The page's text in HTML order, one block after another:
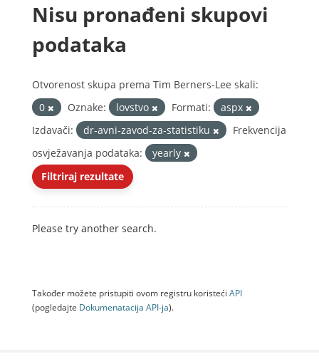
Nisu pronađeni skupovi
podataka
Otvorenost skupa prema Tim Berners-Lee skali:
0
Oznake: lovstvo Formati:
aspx
Izdavači:
dr-avni-zavod-za-statistiku
Frekvencija
osvježavanja podataka:
yearly
Filtriraj rezultate
Please try another search.
Također možete pristupiti ovom registru koristeći API
(pogledajte Dokumenаtаcijа API-jа).